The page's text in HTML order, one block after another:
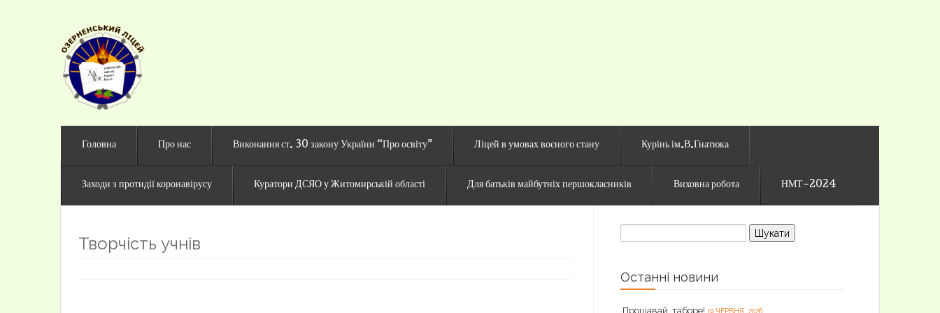
Головна Про нас Виконання ст. 30 закону України “Про освіту” Ліцей в умовах воєного стану Курінь ім.В.Гнатюка
Заходи з протидії коронавірусу Куратори ДСЯО у Житомирській області Для батьків майбутніх першокласників Виховна робота НМТ-2024
Творчість учнів
Пошук:
Останні новини
Прощавай, таборе! 19 ЧЕРВНЯ, 2026